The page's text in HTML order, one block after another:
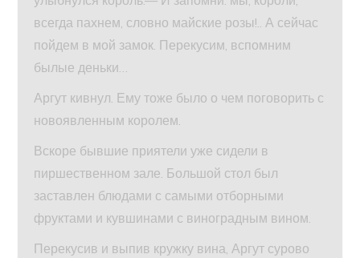
всегда пахнем, словно майские розы!.. А сейчас
пойдем в мой замок. Перекусим, вспомним
былые деньки…
Аргут кивнул. Ему тоже было о чем поговорить с
новоявленным королем.
Вскоре бывшие приятели уже сидели в
пиршественном зале. Большой стол был
заставлен блюдами с самыми отборными
фруктами и кувшинами с виноградным вином.
Перекусив и выпив кружку вина, Аргут сурово